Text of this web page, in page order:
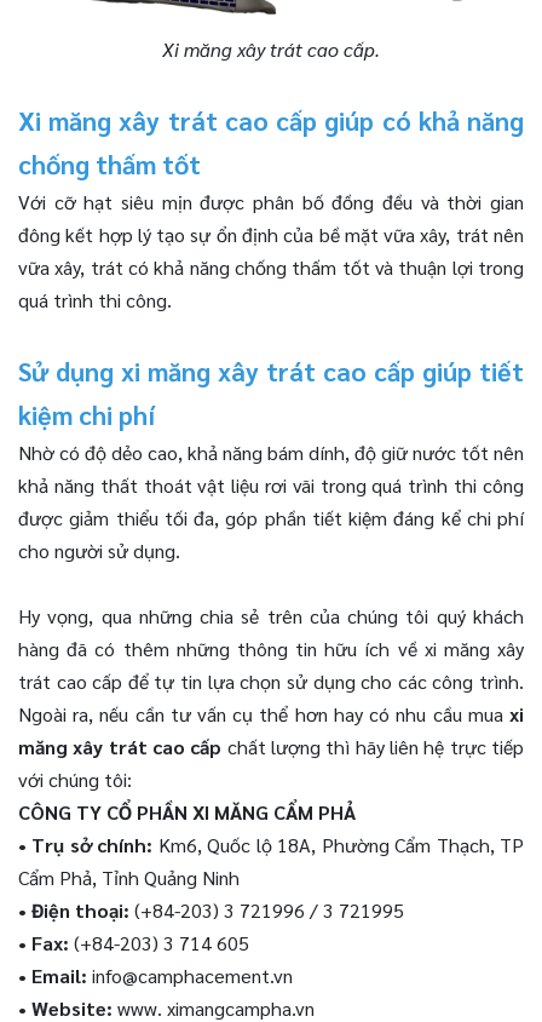
Xi măng xây trát cao cấp.
Xi măng xây trát cao cấp giúp có khả năng
chống thấm tốt
Với cỡ hạt siêu mịn được phân bố đồng đều và thời gian
đông kết hợp lý tạo sự ổn định của bề mặt vữa xây, trát nên
vữa xây, trát có khả năng chống thấm tốt và thuận lợi trong
quá trình thi công.
Sử dụng xi măng xây trát cao cấp giúp tiết
kiệm chi phí
Nhờ có độ dẻo cao, khả năng bám dính, độ giữ nước tốt nên
khả năng thất thoát vật liệu rơi vãi trong quá trình thi công
được giảm thiểu tối đa, góp phần tiết kiệm đáng kể chi phí
cho người sử dụng.
Hy vọng, qua những chia sẻ trên của chúng tôi quý khách
hàng đã có thêm những thông tin hữu ích về xi măng xây
trát cao cấp để tự tin lựa chọn sử dụng cho các công trình.
Ngoài ra, nếu cần tư vấn cụ thể hơn hay có nhu cầu mua xi
măng xây trát cao cấp chất lượng thì hãy liên hệ trực tiếp
với chúng tôi:
CÔNG TY CỔ PHẦN XI MĂNG CẨM PHẢ
• Trụ sở chính: Km6, Quốc lộ 18A, Phường Cẩm Thạch, TP
Cẩm Phả, Tỉnh Quảng Ninh
• Điện thoại: (+84-203) 3 721996 / 3 721995
• Fax: (+84-203) 3 714 605
• Email: info@camphacement.vn
• Website: www. ximangcampha.vn